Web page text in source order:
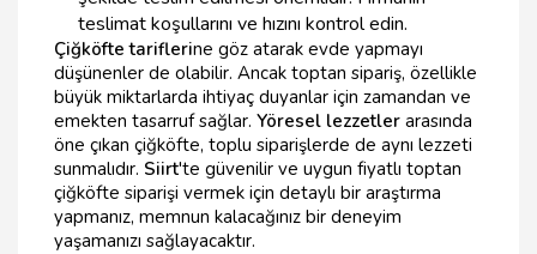
teslimat koşullarını ve hızını kontrol edin.
Çiğköfte tariflerine göz atarak evde yapmayı
düşünenler de olabilir. Ancak toptan sipariş, özellikle
büyük miktarlarda ihtiyaç duyanlar için zamandan ve
emekten tasarruf sağlar. Yöresel lezzetler arasında
öne çıkan çiğköfte, toplu siparişlerde de aynı lezzeti
sunmalıdır. Siirt'te güvenilir ve uygun fiyatlı toptan
çiğköfte siparişi vermek için detaylı bir araştırma
yapmanız, memnun kalacağınız bir deneyim
yaşamanızı sağlayacaktır.